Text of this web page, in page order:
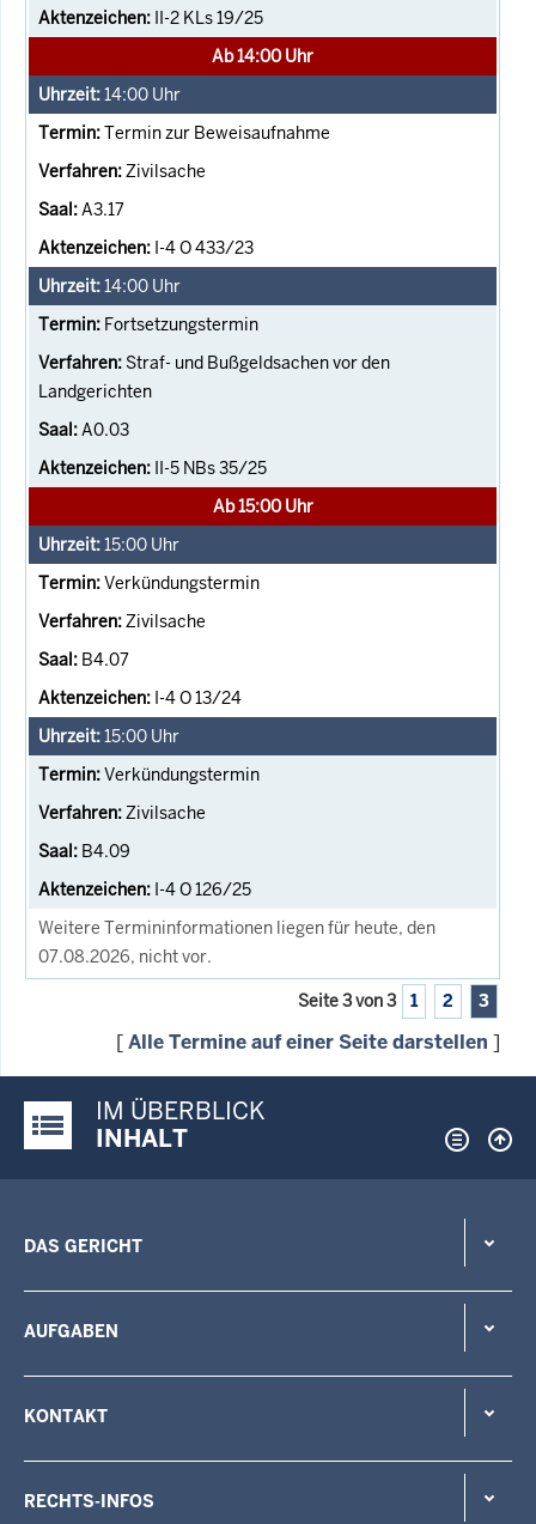
II-2 KLs 19/25
Ab 14:00 Uhr
14:00 Uhr
Termin zur Beweisaufnahme
Zivilsache
A3.17
I-4 O 433/23
14:00 Uhr
Fortsetzungstermin
Straf- und Bußgeldsachen vor den
Landgerichten
A0.03
II-5 NBs 35/25
Ab 15:00 Uhr
15:00 Uhr
Verkündungstermin
Zivilsache
B4.07
I-4 O 13/24
15:00 Uhr
Verkündungstermin
Zivilsache
B4.09
I-4 O 126/25
Weitere Termininformationen liegen für heute, den
07.08.2026, nicht vor.
Seite 3 von 3 1 2 3
[Alle Termine auf einer Seite darstellen ]
Justiz-Portal im Überblick:
IM ÜBERBLICK
INHALT
DAS GERICHT
AUFGABEN
KONTAKT
RECHTS-INFOS